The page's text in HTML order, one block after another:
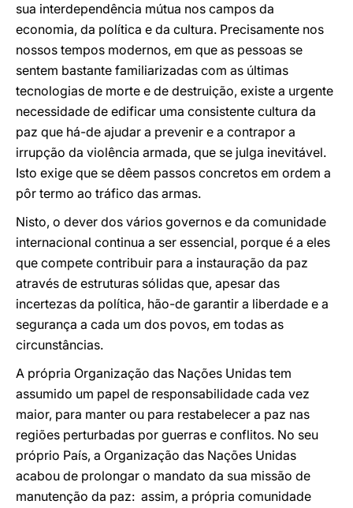
sua interdependência mútua nos campos da
economia, da política e da cultura. Precisamente nos
nossos tempos modernos, em que as pessoas se
sentem bastante familiarizadas com as últimas
tecnologias de morte e de destruição, existe a urgente
necessidade de edificar uma consistente cultura da
paz que há-de ajudar a prevenir e a contrapor a
irrupção da violência armada, que se julga inevitável.
Isto exige que se dêem passos concretos em ordem a
pôr termo ao tráfico das armas.
Nisto, o dever dos vários governos e da comunidade
internacional continua a ser essencial, porque é a eles
que compete contribuir para a instauração da paz
através de estruturas sólidas que, apesar das
incertezas da política, hão-de garantir a liberdade e a
segurança a cada um dos povos, em todas as
circunstâncias.
A própria Organização das Nações Unidas tem
assumido um papel de responsabilidade cada vez
maior, para manter ou para restabelecer a paz nas
regiões perturbadas por guerras e conflitos. No seu
próprio País, a Organização das Nações Unidas
acabou de prolongar o mandato da sua missão de
manutenção da paz: assim, a própria comunidade